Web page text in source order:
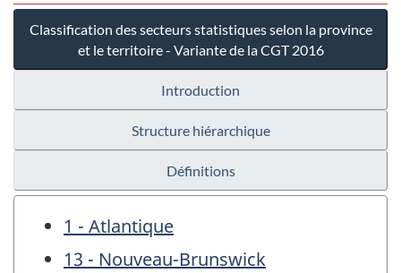
Classification des secteurs statistiques selon la province
et le territoire - Variante de la CGT 2016
Introduction
Structure hiérarchique
Définitions
1 - Atlantique
13 - Nouveau-Brunswick